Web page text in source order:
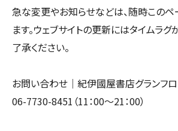
急な変更やお知らせなどは、随時このペ
ます。ウェブサイトの更新にはタイムラ
了承ください。
お問い合わせ｜紀伊國屋書店グランフ
06-7730-8451（11：00～21：00）